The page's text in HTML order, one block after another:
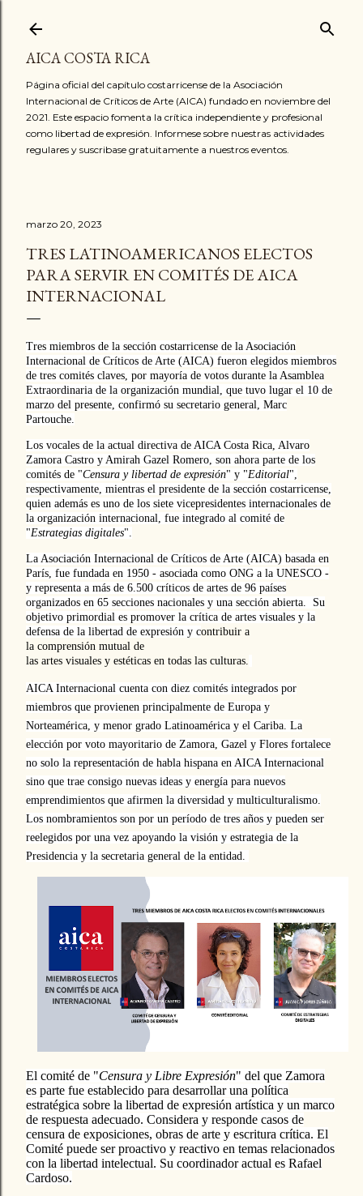
AICA COSTA RICA
Página oficial del capítulo costarricense de la Asociación
Internacional de Críticos de Arte (AICA) fundado en noviembre del
2021. Este espacio fomenta la crítica independiente y profesional
como libertad de expresión. Informese sobre nuestras actividades
regulares y suscribase gratuitamente a nuestros eventos.
marzo 20, 2023
TRES LATINOAMERICANOS ELECTOS
PARA SERVIR EN COMITÉS DE AICA
INTERNACIONAL
Tres miembros de la sección costarricense de la Asociación
Internacional de Críticos de Arte (AICA) fueron elegidos miembros
de tres comités claves, por mayoría de votos durante la Asamblea
Extraordinaria de la organización mundial, que tuvo lugar el 10 de
marzo del presente, confirmó su secretario general, Marc
Partouche.
Los vocales de la actual directiva de AICA Costa Rica, Alvaro
Zamora Castro y Amirah Gazel Romero, son ahora parte de los
comités de "Censura y libertad de expresión" y "Editorial",
respectivamente, mientras el presidente de la sección costarricense,
quien además es uno de los siete vicepresidentes internacionales de
la organización internacional, fue integrado al comité de
"Estrategias digitales".
La Asociación Internacional de Críticos de Arte (AICA) basada en
París, fue fundada en 1950 - asociada como ONG a la UNESCO -
y representa a más de 6.500 críticos de artes de 96 países
organizados en 65 secciones nacionales y una sección abierta. Su
objetivo primordial es promover la crítica de artes visuales y la
defensa de la libertad de expresión y contribuir a
la comprensión mutual de
las artes visuales y estéticas en todas las culturas.
AICA Internacional cuenta con diez comités integrados por
miembros que provienen principalmente de Europa y
Norteamérica, y menor grado Latinoamérica y el Cariba. La
elección por voto mayoritario de Zamora, Gazel y Flores fortalece
no solo la representación de habla hispana en AICA Internacional
sino que trae consigo nuevas ideas y energía para nuevos
emprendimientos que afirmen la diversidad y multiculturalismo.
Los nombramientos son por un período de tres años y pueden ser
reelegidos por una vez apoyando la visión y estrategia de la
Presidencia y la secretaria general de la entidad.
El comité de "Censura y Libre Expresión" del que Zamora
es parte fue establecido para desarrollar una política
estratégica sobre la libertad de expresión artística y un marco
de respuesta adecuado. Considera y responde casos de
censura de exposiciones, obras de arte y escritura crítica. El
Comité puede ser proactivo y reactivo en temas relacionados
con la libertad intelectual. Su coordinador actual es Rafael
Cardoso.